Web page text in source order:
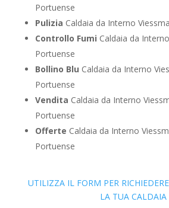
Portuense
Pulizia Caldaia da Interno
Controllo Fumi Caldaia da
Portuense
Bollino Blu Caldaia da Interno
Portuense
Vendita Caldaia da Interno
Portuense
Offerte Caldaia da Interno
Portuense
UTILIZZA IL FORM PER
LA TUA CALDAIA